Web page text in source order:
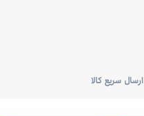
ارسال سریع کالا